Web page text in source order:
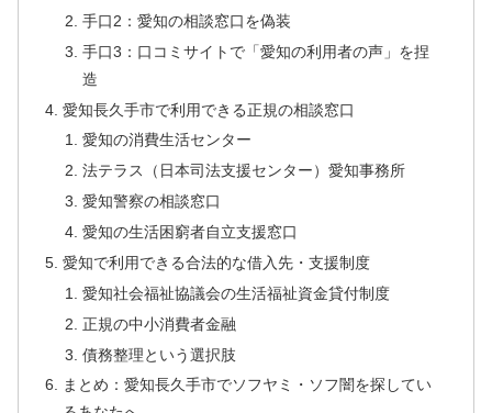
手口2：愛知の相談窓口を偽装
手口3：口コミサイトで「愛知の利用者の声」を捏
造
愛知長久手市で利用できる正規の相談窓口
愛知の消費生活センター
法テラス（日本司法支援センター）愛知事務所
愛知警察の相談窓口
愛知の生活困窮者自立支援窓口
愛知で利用できる合法的な借入先・支援制度
愛知社会福祉協議会の生活福祉資金貸付制度
正規の中小消費者金融
債務整理という選択肢
まとめ：愛知長久手市でソフヤミ・ソフ闇を探してい